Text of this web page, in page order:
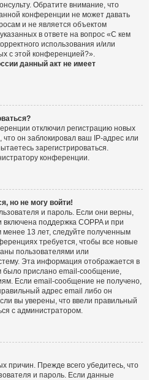
Обратите внимание, что
конференции не может давать
и не является объектом
в ответе на вопрос «С кем
использования и/или
с этой конференцией?».
данный акт не имеет
отключил регистрацию новых
он заблокировал ваш IP-адрес или
зарегистрироваться.
конференции.
но не могу войти!
и пароль. Если они верны,
поддержка COPPA и при
менее 13 лет, следуйте полученным
требуется, чтобы все новые
пользователями или
Эта информация отображается в
было прислано email-сообщение,
Если email-сообщение не получено,
адрес email либо он
вы уверены, что ввели правильный
с администратором.
причин. Прежде всего убедитесь, что
и пароль. Если данные